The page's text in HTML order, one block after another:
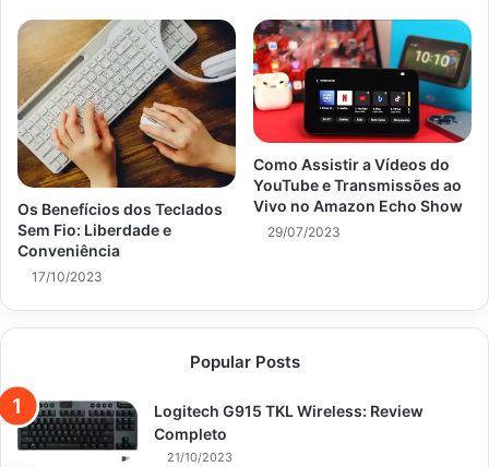
Os Benefícios dos Teclados
Sem Fio: Liberdade e
Conveniência
17/10/2023
Como Assistir a Vídeos do
YouTube e Transmissões ao
Vivo no Amazon Echo Show
29/07/2023
Popular Posts
Logitech G915 TKL Wireless: Review
Completo
21/10/2023